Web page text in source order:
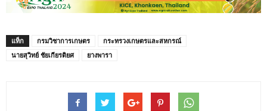
แท็ก กรมวิชาการเกษตร
กระทรวงเกษตรและสหกรณ์
นายสุวิทย์ ชัยเกียรติยศ
ยางพารา